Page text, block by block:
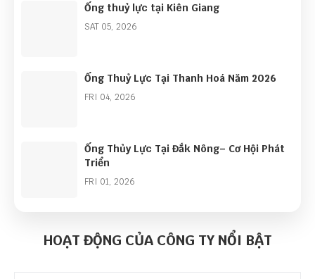
Ống thuỷ lực tại Kiên Giang
SAT 05, 2026
Ống Thuỷ Lực Tại Thanh Hoá Năm 2026
FRI 04, 2026
Ống Thủy Lực Tại Đắk Nông– Cơ Hội Phát
Triển
FRI 01, 2026
Cơ Hội Lớn Từ Làn Sóng Đầu Tư Công
THU 01, 2026
HOẠT ĐỘNG CỦA CÔNG TY NỔI BẬT